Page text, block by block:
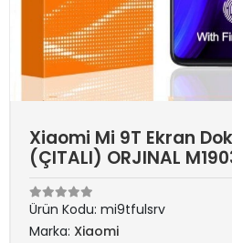
Xiaomi Mi 9T Ekran
(ÇITALI) ORJINAL
Ürün Kodu: mi9tfulsrv
Marka: Xiaomi